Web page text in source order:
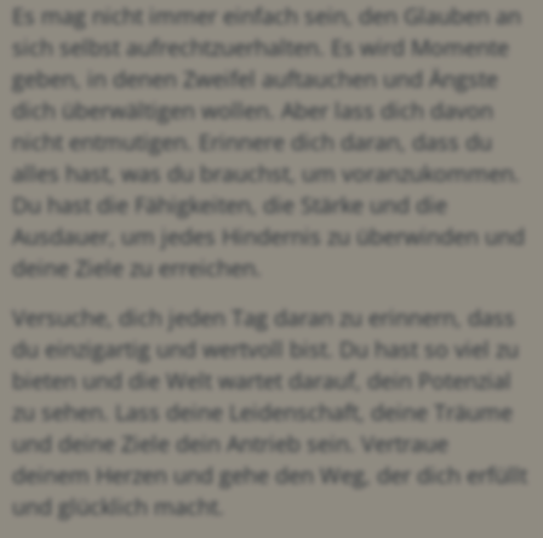
Es mag nicht immer einfach sein, den Glauben an
sich selbst aufrechtzuerhalten. Es wird Momente
geben, in denen Zweifel auftauchen und Ängste
dich überwältigen wollen. Aber lass dich davon
nicht entmutigen. Erinnere dich daran, dass du
alles hast, was du brauchst, um voranzukommen.
Du hast die Fähigkeiten, die Stärke und die
Ausdauer, um jedes Hindernis zu überwinden und
deine Ziele zu erreichen.
Versuche, dich jeden Tag daran zu erinnern, dass
du einzigartig und wertvoll bist. Du hast so viel zu
bieten und die Welt wartet darauf, dein Potenzial
zu sehen. Lass deine Leidenschaft, deine Träume
und deine Ziele dein Antrieb sein. Vertraue
deinem Herzen und gehe den Weg, der dich erfüllt
und glücklich macht.